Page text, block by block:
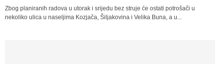
Zbog planiranih radova u utorak i srijedu bez struje će ostati potrošači u
nekoliko ulica u naseljima Kozjača, Šiljakovina i Velika Buna, a u...